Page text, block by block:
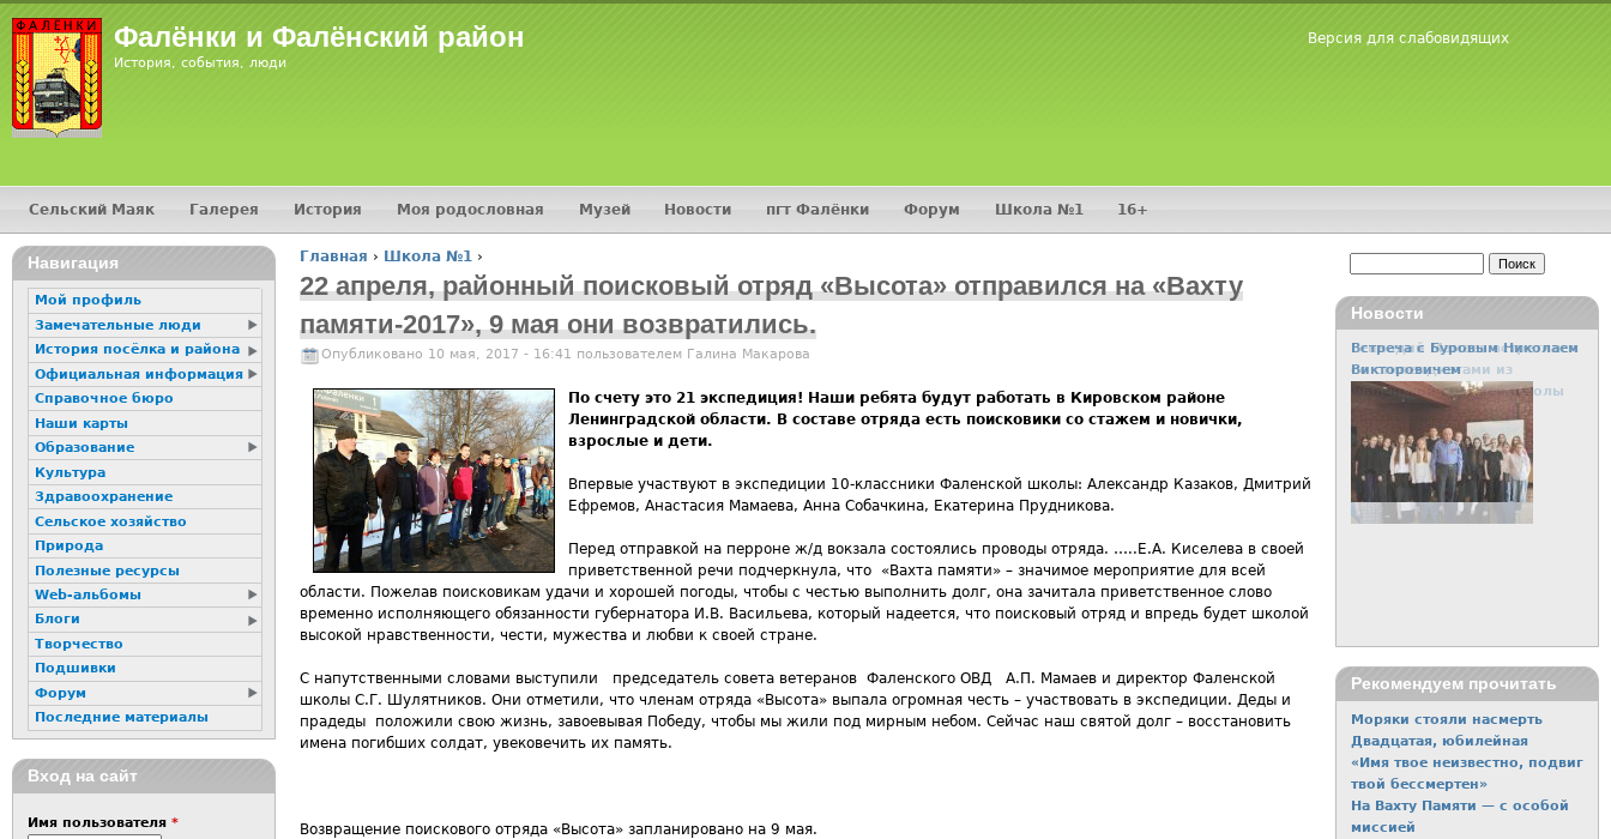
Фалёнки и Фалёнский район
История, события, люди
Версия для слабовидящих
Вы здесь
Главная › Школа №1 ›
22 апреля, районный поисковый отряд «Высота» отправился на «Вахту
памяти-2017», 9 мая они возвратились.
Опубликовано 10 мая, 2017 - 16:41 пользователем Галина Макарова
По счету это 21 экспедиция! Наши ребята будут работать в Кировском районе
Ленинградской области. В составе отряда есть поисковики со стажем и новички,
взрослые и дети.
Впервые участвуют в экспедиции 10-классники Фаленской школы: Александр Казаков, Дмитрий
Ефремов, Анастасия Мамаева, Анна Собачкина, Екатерина Прудникова.
Перед отправкой на перроне ж/д вокзала состоялись проводы отряда. …..Е.А. Киселева в своей
приветственной речи подчеркнула, что «Вахта памяти» – значимое мероприятие для всей
области. Пожелав поисковикам удачи и хорошей погоды, чтобы с честью выполнить долг, она зачитала приветственное слово
временно исполняющего обязанности губернатора И.В. Васильева, который надеется, что поисковый отряд и впредь будет школой
высокой нравственности, чести, мужества и любви к своей стране.
С напутственными словами выступили председатель совета ветеранов Фаленского ОВД А.П. Мамаев и директор Фаленской
школы С.Г. Шулятников. Они отметили, что членам отряда «Высота» выпала огромная честь – участвовать в экспедиции. Деды и
прадеды положили свою жизнь, завоевывая Победу, чтобы мы жили под мирным небом. Сейчас наш святой долг – восстановить
имена погибших солдат, увековечить их память.
Возвращение поискового отряда «Высота» запланировано на 9 мая.
Главное меню
Сельский Маяк Галерея История Моя родословная Музей Новости пгт Фалёнки Форум Школа №1 16+
Навигация
Мой профиль
Замечательные люди
История посёлка и района
Официальная информация
Справочное бюро
Наши карты
Образование
Культура
Здравоохранение
Сельское хозяйство
Природа
Полезные ресурсы
Web-альбомы
Блоги
Творчество
Подшивки
Форум
Последние материалы
Вход на сайт
Имя пользователя *
Новости
Встреча с Буровым Николаем
Викторовичем
Рекомендуем прочитать
Моряки стояли насмерть
Двадцатая, юбилейная
«Имя твое неизвестно, подвиг
твой бессмертен»
На Вахту Памяти — с особой
миссией